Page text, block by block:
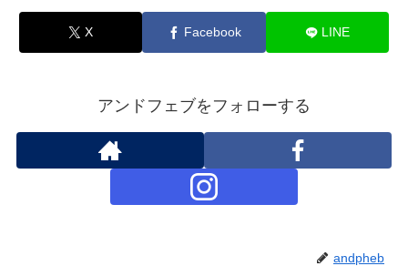
X Facebook LINE
アンドフェブをフォローする
andpheb